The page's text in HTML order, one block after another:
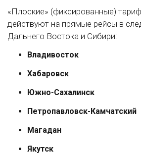
«Плоские» (фиксированные)
действуют на прямые рейсы в
Дальнего Востока и Сибири:
Владивосток
Хабаровск
Южно-Сахалинск
Петропавловск-Камчатский
Магадан
Якутск